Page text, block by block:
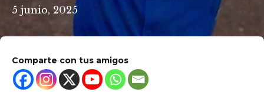
5 junio, 2025
Comparte con tus amigos